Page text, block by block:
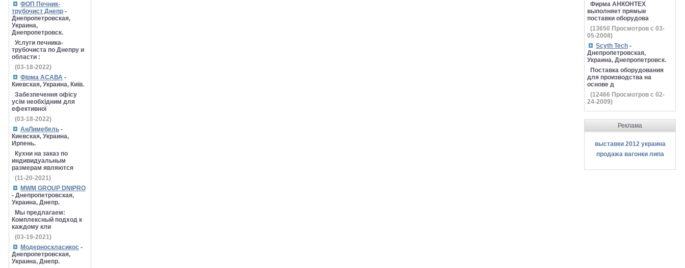
ФОП Печник-
трубочист Днепр -
Днепропетровская,
Украина,
Днепропетровск.
Услуги печника-
трубочиста по Днепру и
области :
(03-18-2022)
Фірма АСАВА -
Киевская, Украина, Київ.
Забезпечення офісу
усім необхідним для
ефективної
(03-18-2022)
АнЛимебель -
Киевская, Украина,
Ирпень.
Кухни на заказ по
индивидуальным
размерам являются
(11-20-2021)
MWM GROUP DNIPRO
- Днепропетровская,
Украина, Днепр.
Мы предлагаем:
Комплексный подход к
каждому кли
(03-19-2021)
Модерноскласикос -
Днепропетровская,
Украина, Днепр.
Фирма АНКОНТЕХ
выполняет прямые
поставки оборудова
(13650 Просмотров с 03-
05-2008)
Scyth Tech -
Днепропетровская,
Украина, Днепропетровск.
Поставка оборудования
для производства на
основе д
(12466 Просмотров с 02-
24-2009)
Реклама
выставки 2012 украина
продажа вагонки липа